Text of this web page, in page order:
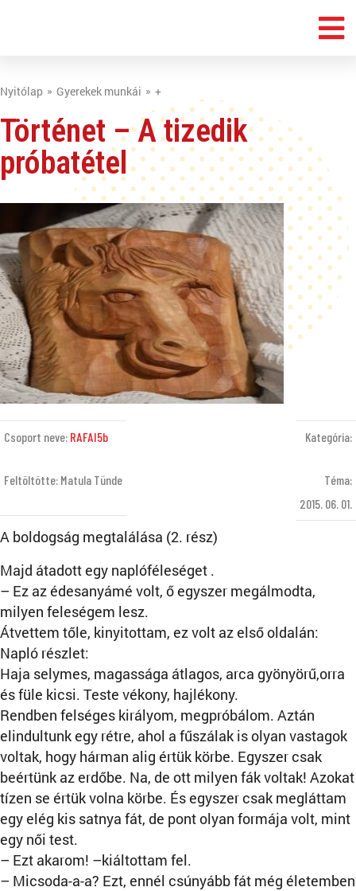
Nyitólap Gyerekek munkái +
Történet – A tizedik
próbatétel
Csoport neve: RAFAI5b
Feltöltötte: Matula Tünde
Kategória:
Téma:
2015. 06. 01.
A boldogság megtalálása (2. rész)
Majd átadott egy naplóféleséget .
– Ez az édesanyámé volt, ő egyszer megálmodta,
milyen feleségem lesz.
Átvettem tőle, kinyitottam, ez volt az első oldalán:
Napló részlet:
Haja selymes, magassága átlagos, arca gyönyörű,orra
és füle kicsi. Teste vékony, hajlékony.
Rendben felséges királyom, megpróbálom. Aztán
elindultunk egy rétre, ahol a fűszálak is olyan vastagok
voltak, hogy hárman alig értük körbe. Egyszer csak
beértünk az erdőbe. Na, de ott milyen fák voltak! Azokat
tízen se értük volna körbe. És egyszer csak megláttam
egy elég kis satnya fát, de pont olyan formája volt, mint
egy női test.
– Ezt akarom! –kiáltottam fel.
– Micsoda-a-a? Ezt, ennél csúnyább fát még életemben